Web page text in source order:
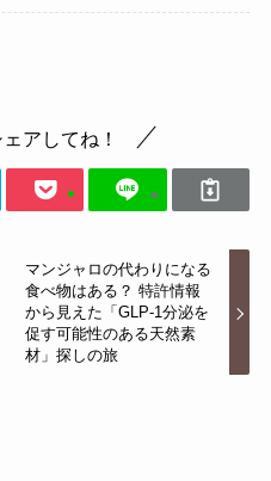
アしてね！
マンジャロの代わりになる
食べ物はある？ 特許情報
から見えた「GLP-1分泌を
促す可能性のある天然素
材」探しの旅